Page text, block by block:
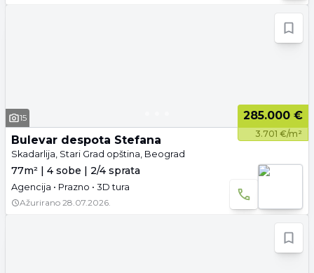
15 285.000 €
3.701 €/m²
Bulevar despota Stefana
Skadarlija, Stari Grad opština, Beograd
77m² | 4 sobe | 2/4 sprata
Agencija • Prazno • 3D tura
Ažurirano 28.07.2026.